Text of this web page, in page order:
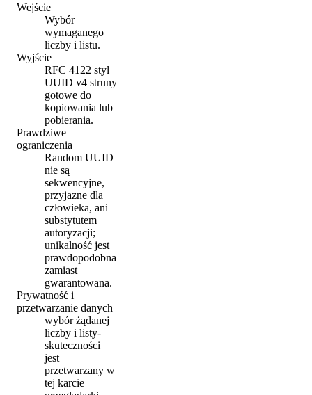
Wejście
Wybór
wymaganego
liczby i listu.
Wyjście
RFC 4122 styl
UUID v4 struny
gotowe do
kopiowania lub
pobierania.
Prawdziwe
ograniczenia
Random UUID
nie są
sekwencyjne,
przyjazne dla
człowieka, ani
substytutem
autoryzacji;
unikalność jest
prawdopodobna
zamiast
gwarantowana.
Prywatność i
przetwarzanie danych
wybór żądanej
liczby i listy-
skuteczności
jest
przetwarzany w
tej karcie